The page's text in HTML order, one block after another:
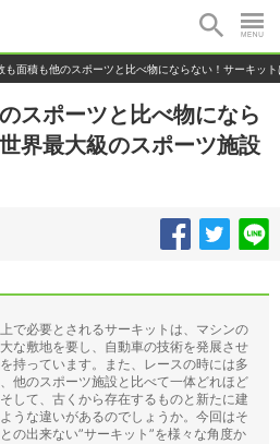
も面積も他のスポーツと比べ物にならない！サーキッ
スポーツと比べ物になら
界最大級のスポーツ施設
で必要とされるサーキットは、マシンの
な敷地を要し、自動車の技術を発展させ
持っています。また、レースの時には多
他のスポーツ施設と比べて一体どれほど
して、古くから存在するものと新たに建
うな違いがあるのでしょうか。今回はそ
の出来ない”サーキット”を様々な角度か